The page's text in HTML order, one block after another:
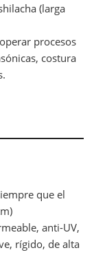
(larga
procesos
costura
que el
anti-UV,
rígido, de alta